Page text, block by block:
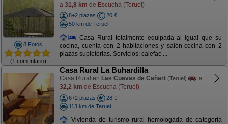
8 Fotos
(1 comentario)
a 31,8 km de Escucha (Teruel)
8+2 plazas
20 €
50 km de Teruel
Casa Rural totalmente equipada al igual que su
cocina, cuenta con 2 habitaciones y salón-cocina con 2
plazas supletorias. Servicios: calefac ...
Casa Rural La Buhardilla
Casa Rural en Las Cuevas de Cañart (Teruel)
a
32,2 km de Escucha (Teruel)
6+2 plazas
28 €
113 km de Teruel
Vivienda de turismo rural homologada de categoría